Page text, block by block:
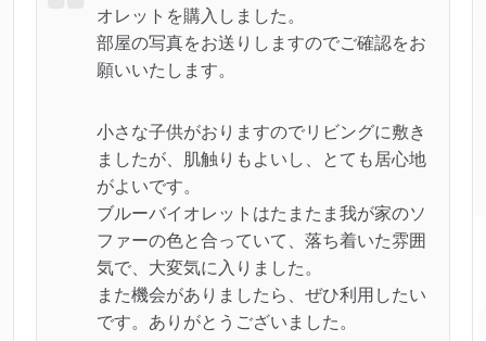
オレットを購入しました。
部屋の写真をお送りしますのでご確認をお
願いいたします。
小さな子供がおりますのでリビングに敷き
ましたが、肌触りもよいし、とても居心地
がよいです。
ブルーバイオレットはたまたま我が家のソ
ファーの色と合っていて、落ち着いた雰囲
気で、大変気に入りました。
また機会がありましたら、ぜひ利用したい
です。ありがとうございました。